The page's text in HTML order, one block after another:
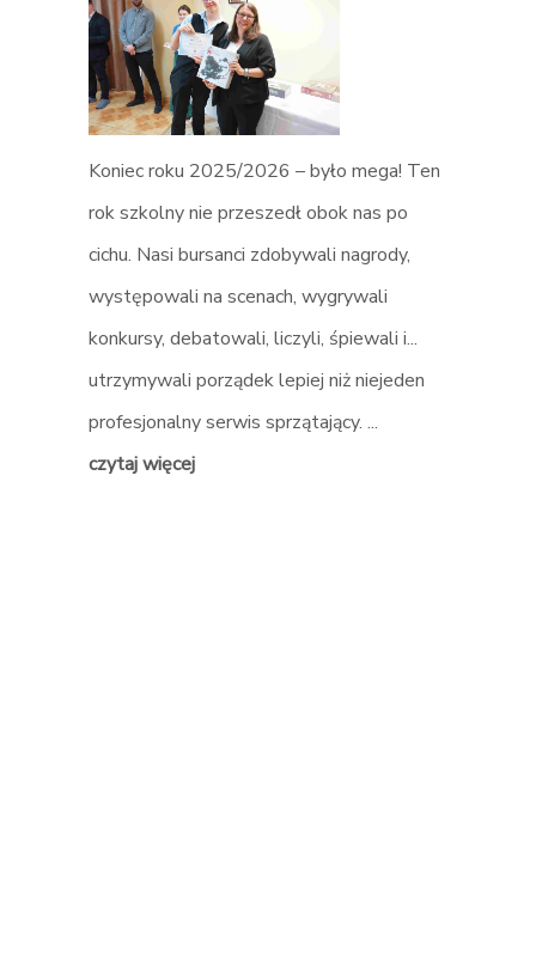
Koniec roku 2025/2026 – było mega! Ten
rok szkolny nie przeszedł obok nas po
cichu. Nasi bursanci zdobywali nagrody,
występowali na scenach, wygrywali
konkursy, debatowali, liczyli, śpiewali i...
utrzymywali porządek lepiej niż niejeden
profesjonalny serwis sprzątający. ...
czytaj więcej